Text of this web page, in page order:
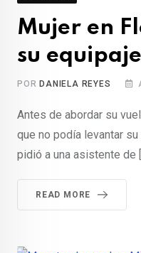
Mujer en
su
POR DANIELA REYES
Antes de abordar su
que no podía levantar
pidió a una asistente de
READ MORE